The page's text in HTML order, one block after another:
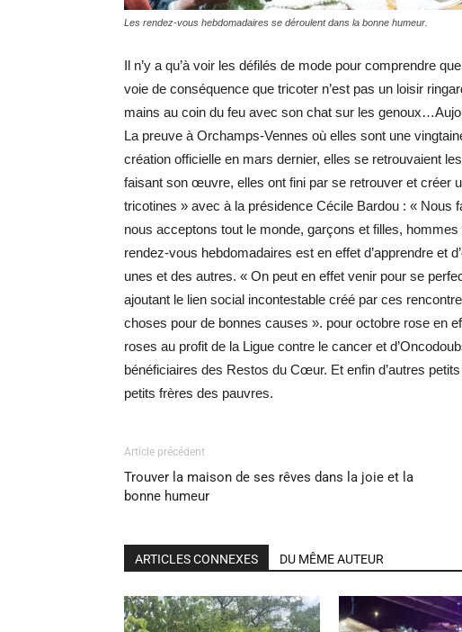
Les rendez-vous hebdomadaires se déroulent dans la bonne humeur.
Il n’y a qu’à voir les défilés de mode pour comprendre
voie de conséquence que tricoter n’est pas un loisir
mains au coin du feu avec son chat sur les
La preuve à Orchamps-Vennes où elles sont une
création officielle en mars dernier, elles se retrouvaient
faisant son œuvre, elles ont fini par se retrouver et créer
tricotines » avec à la présidence Cécile Bardou : «
nous acceptons tout le monde, garçons et filles,
rendez-vous hebdomadaires est en effet d’apprendre et
unes et des autres. « On peut en effet venir pour se
ajoutant le lien social incontestable créé par ces
choses pour de bonnes causes ». pour octobre rose en
roses au profit de la Ligue contre le cancer et
bénéficiaires des Restos du Cœur. Et enfin d’autres
petits frères des pauvres.
Article précédent
Trouver la maison de ses rêves dans la joie et la
bonne humeur
ARTICLES CONNEXES DU MÊME AUTEUR